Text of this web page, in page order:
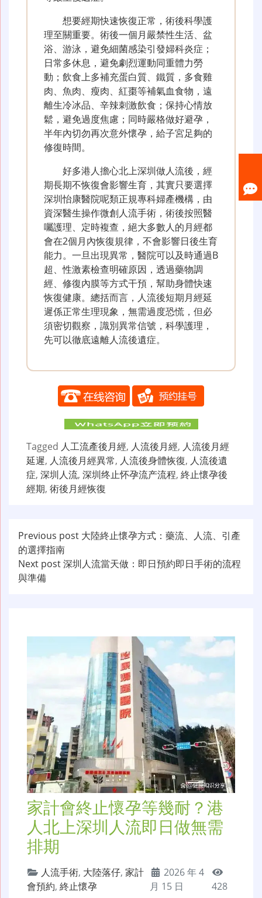
想要經期快速恢復正常，術後科學護
理至關重要。術後一個月嚴禁性生活、盆
浴、游泳，避免細菌感染引發婦科炎症；
日常多休息，避免劇烈運動同重體力勞
動；飲食上多補充蛋白質、鐵質，多食雞
肉、魚肉、瘦肉、紅棗等補氣血食物，遠
離生冷冰品、辛辣刺激飲食；保持心情放
鬆，避免過度焦慮；同時嚴格做好避孕，
半年內切勿再次意外懷孕，給子宮足夠的
修復時間。
好多港人擔心北上深圳做人流後，經
期長期不恢復會影響生育，其實只要選擇
深圳怡康醫院呢類正規專科婦產機構，由
資深醫生操作微創人流手術，術後按照醫
囑護理、定時複查，絕大多數人的月經都
會在2個月內恢復規律，不會影響日後生育
能力。一旦出現異常，醫院可以及時通過B
超、性激素檢查明確原因，透過藥物調
經、修復內膜等方式干預，幫助身體快速
恢復健康。總括而言，人流後短期月經延
遲係正常生理現象，無需過度恐慌，但必
須密切觀察，識別異常信號，科學護理，
先可以徹底遠離人流後遺症。
Tagged 人工流產後月經, 人流後月經, 人流後月經
延遲, 人流後月經異常, 人流後身體恢復, 人流後遺
症, 深圳人流, 深圳终止怀孕流产流程, 終止懷孕後
經期, 術後月經恢復
文
章
导
Previous post 大陸終止懷孕方式：藥流、人流、引產
的選擇指南
Next post深圳人流當天做：即日預約即日手術的流程
與準備
家計會終止懷孕等幾耐？港
人北上深圳人流即日做無需
排期
人流手術, 大陸落仔, 家計
會預約, 終止懷孕
2026 年 4
月 15 日
428